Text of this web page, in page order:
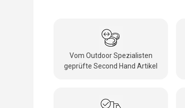
Vom Outdoor Spezialisten
geprüfte Second Hand Artikel